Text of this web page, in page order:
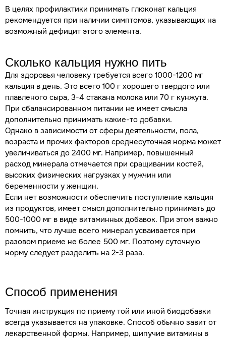
В целях профилактики принимать глюконат кальция
рекомендуется при наличии симптомов, указывающих на
возможный дефицит этого элемента.
Сколько кальция нужно пить
Для здоровья человеку требуется всего 1000-1200 мг
кальция в день. Это всего 100 г хорошего твердого или
плавленого сыра, 3-4 стакана молока или 70 г кунжута.
При сбалансированном питании не имеет смысла
дополнительно принимать какие-то добавки.
Однако в зависимости от сферы деятельности, пола,
возраста и прочих факторов среднесуточная норма может
увеличиваться до 2400 мг. Например, повышенный
расход минерала отмечается при сращивании костей,
высоких физических нагрузках у мужчин или
беременности у женщин.
Если нет возможности обеспечить поступление кальция
из продуктов, имеет смысл дополнительно принимать до
500-1000 мг в виде витаминных добавок. При этом важно
помнить, что лучше всего минерал усваивается при
разовом приеме не более 500 мг. Поэтому суточную
норму следует разделить на 2-3 раза.
Способ применения
Точная инструкция по приему той или иной биодобавки
всегда указывается на упаковке. Способ обычно завит от
лекарственной формы. Например, шипучие витамины в